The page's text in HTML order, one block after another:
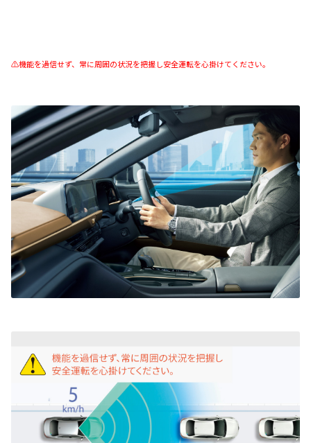
⚠機能を過信せず、常に周囲の状況を把握し安全運転を心掛けてください。